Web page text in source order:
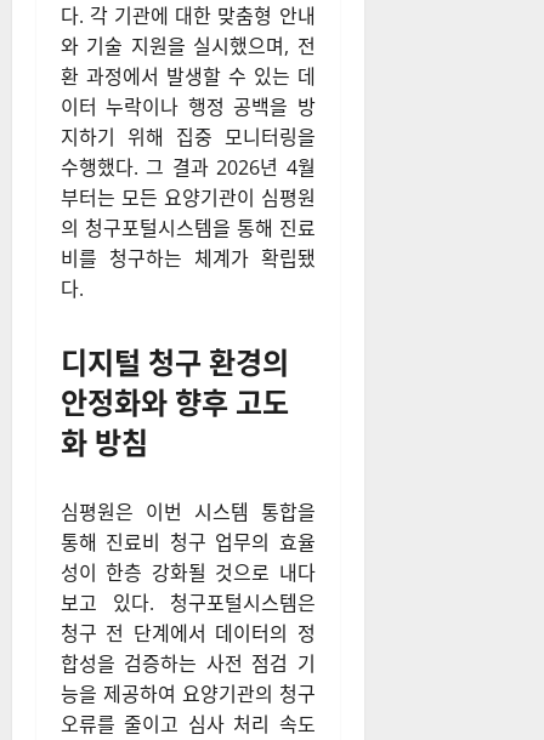
다. 각 기관에 대한 맞춤형 안내
와 기술 지원을 실시했으며, 전
환 과정에서 발생할 수 있는 데
이터 누락이나 행정 공백을 방
지하기 위해 집중 모니터링을
수행했다. 그 결과 2026년 4월
부터는 모든 요양기관이 심평원
의 청구포털시스템을 통해 진료
비를 청구하는 체계가 확립됐
다.
디지털 청구 환경의
안정화와 향후 고도
화 방침
심평원은 이번 시스템 통합을
통해 진료비 청구 업무의 효율
성이 한층 강화될 것으로 내다
보고 있다. 청구포털시스템은
청구 전 단계에서 데이터의 정
합성을 검증하는 사전 점검 기
능을 제공하여 요양기관의 청구
오류를 줄이고 심사 처리 속도